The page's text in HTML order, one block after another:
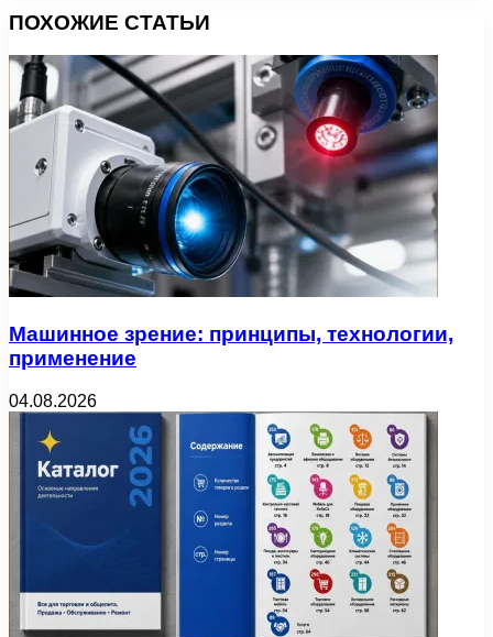
ПОХОЖИЕ СТАТЬИ
Машинное зрение: принципы, технологии,
применение
04.08.2026